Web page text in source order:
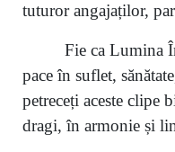
tuturor angajaților,
Fie ca Lumina
pace în suflet,
petreceți aceste clipe
dragi, în armonie și